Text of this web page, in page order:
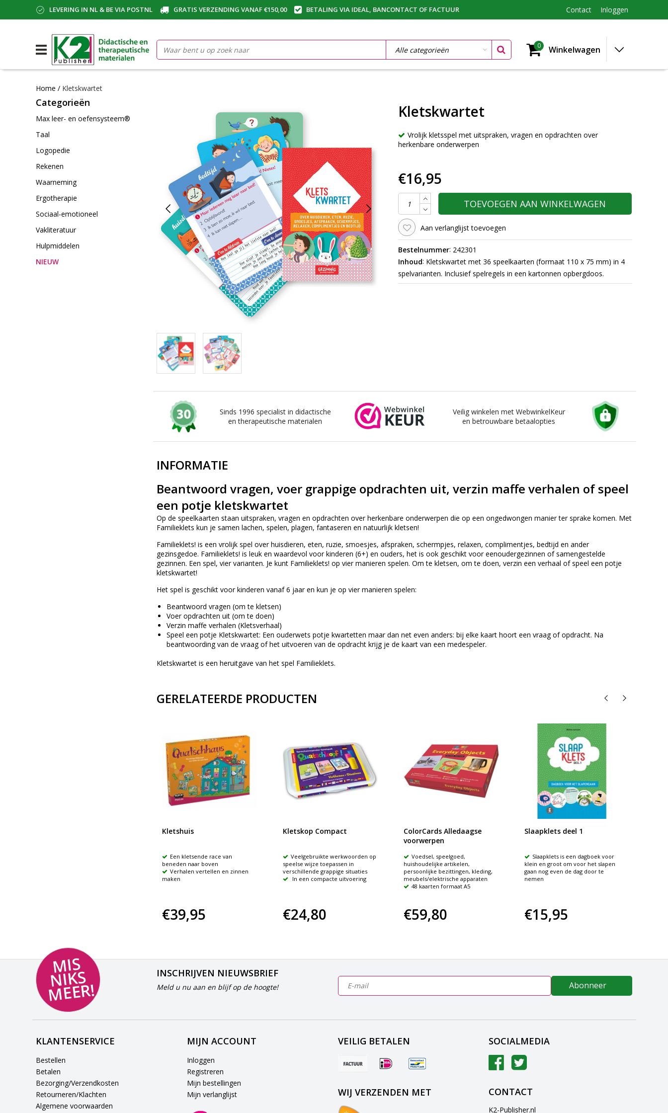
LEVERING IN NL & BE VIA POSTNL GRATIS VERZENDING VANAF €150,00 BETALING VIA IDEAL, BANCONTACT OF FACTUUR Contact Inloggen
0 Winkelwagen
Home / Kletskwartet
Categorieën
Max leer- en oefensysteem®
Taal
Logopedie
Rekenen
Waarneming
Ergotherapie
Sociaal-emotioneel
Vakliteratuur
Hulpmiddelen
NIEUW
Kletskwartet
Vrolijk kletsspel met uitspraken, vragen en opdrachten over
herkenbare onderwerpen
€16,95
TOEVOEGEN AAN WINKELWAGEN
Aan verlanglijst toevoegen
Bestelnummer: 242301
Inhoud: Kletskwartet met 36 speelkaarten (formaat 110 x 75 mm) in 4
spelvarianten. Inclusief spelregels in een kartonnen opbergdoos.
Sinds 1996 specialist in didactische
en therapeutische materialen
Veilig winkelen met WebwinkelKeur
en betrouwbare betaalopties
INFORMATIE
Beantwoord vragen, voer grappige opdrachten uit, verzin maffe verhalen of speel
een potje kletskwartet
Op de speelkaarten staan uitspraken, vragen en opdrachten over herkenbare onderwerpen die op een ongedwongen manier ter sprake komen. Met
Familieklets kun je samen lachen, spelen, plagen, fantaseren en natuurlijk kletsen!
Familieklets! is een vrolijk spel over huisdieren, eten, ruzie, smoesjes, afspraken, schermpjes, relaxen, complimentjes, bedtijd en ander
gezinsgedoe. Familieklets! is leuk en waardevol voor kinderen (6+) en ouders, het is ook geschikt voor eenoudergezinnen of samengestelde
gezinnen. Een spel, vier varianten. Je kunt Familieklets! op vier manieren spelen. Om te kletsen, om te doen, verzin een verhaal of speel een potje
kletskwartet!
Het spel is geschikt voor kinderen vanaf 6 jaar en kun je op vier manieren spelen:
Beantwoord vragen (om te kletsen)
Voer opdrachten uit (om te doen)
Verzin maffe verhalen (Kletsverhaal)
Speel een potje Kletskwartet: Een ouderwets potje kwartetten maar dan net even anders: bij elke kaart hoort een vraag of opdracht. Na
beantwoording van de vraag of het uitvoeren van de opdracht krijg je de kaart van een medespeler.
Kletskwartet is een heruitgave van het spel Familieklets.
GERELATEERDE PRODUCTEN
Kletshuis
Een kletsende race van
beneden naar boven
Verhalen vertellen en zinnen
maken
€39,95
Kletskop Compact
Veelgebruikte werkwoorden op
speelse wijze toepassen in
verschillende grappige situaties
In een compacte uitvoering
€24,80
ColorCards Alledaagse
voorwerpen
Voedsel, speelgoed,
huishoudelijke artikelen,
persoonlijke bezittingen, kleding,
meubels/elektrische apparaten
48 kaarten formaat A5
€59,80
Slaapklets deel 1
Slaapklets is een dagboek voor
klein en groot om voor het slapen
gaan nog even de dag door te
nemen
€15,95
MI
S
NI
K
S
M
E
E
R!
INSCHRIJVEN NIEUWSBRIEF
Meld u nu aan en blijf op de hoogte! Abonneer
KLANTENSERVICE
Bestellen
Betalen
Bezorging/Verzendkosten
Retourneren/Klachten
Algemene voorwaarden
MIJN ACCOUNT
Inloggen
Registreren
Mijn bestellingen
Mijn verlanglijst
VEILIG BETALEN
WIJ VERZENDEN MET
SOCIALMEDIA
CONTACT
K2-Publisher.nl